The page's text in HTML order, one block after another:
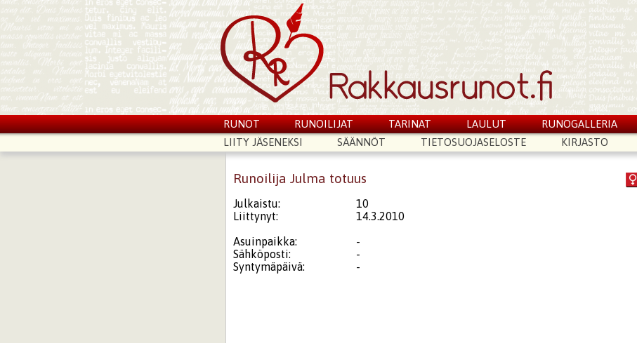
RUNOT RUNOILIJAT TARINAT LAULUT
RUNOGALLERIA
LIITY JÄSENEKSI
SÄÄNNÖT TIETOSUOJASELOSTE KIRJASTO
Runoilija Julma totuus
Julkaistu:
10
Liittynyt:
14.3.2010
Asuinpaikka:
-
Sähköposti:
-
Syntymäpäivä:
-